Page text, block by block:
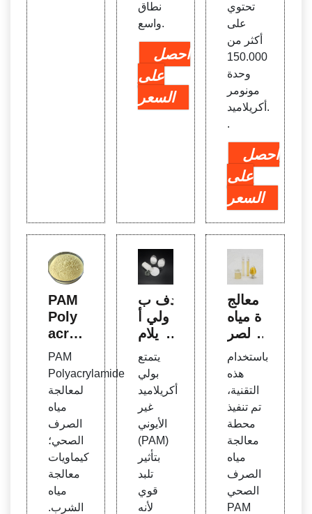
نطاق
واسع.
احصل
على
السعر
تحتوي
على
أكثر من
150.000
وحدة
مونومر
أكريلاميد.
.
احصل
على
السعر
PAM
Poly
acryl
amid
e لمعا
لجة م
ياه ال
صرف
الصح
ي - ال
صرف
الصح
ي
PAM
Polyacrylamide
لمعالجة
مياه
الصرف
الصحي؛
كيماويات
معالجة
مياه
الشرب.
ندف ب
ولي أ
كريلام
الأيون
ي - م
ورد S
inolo
c
يتمتع
بولي
أكريلاميد
غير
الأيوني
(PAM)
بتأثير
تلبد
قوي
لأنه
معالج
ة مياه
الصر
ف ال
صحي
الناتج
ة عن
إنتاج ا
لبولي
أكريلا
ميد
باستخدام
هذه
التقنية،
تم تنفيذ
محطة
معالجة
مياه
الصرف
الصحي
PAM